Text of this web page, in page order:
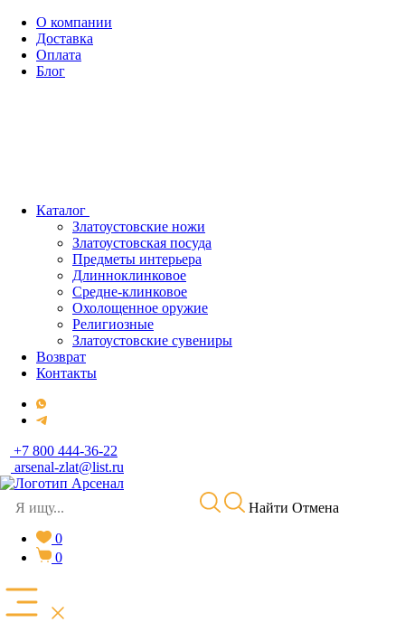
О компании
Доставка
Оплата
Блог
Каталог
Златоустовские ножи
Златоустовская посуда
Предметы интерьера
Длинноклинковое
Средне-клинковое
Охолощенное оружие
Религиозные
Златоустовские сувениры
Возврат
Контакты
+7 800 444-36-22
arsenal-zlat@list.ru
Найти Отмена
0
0